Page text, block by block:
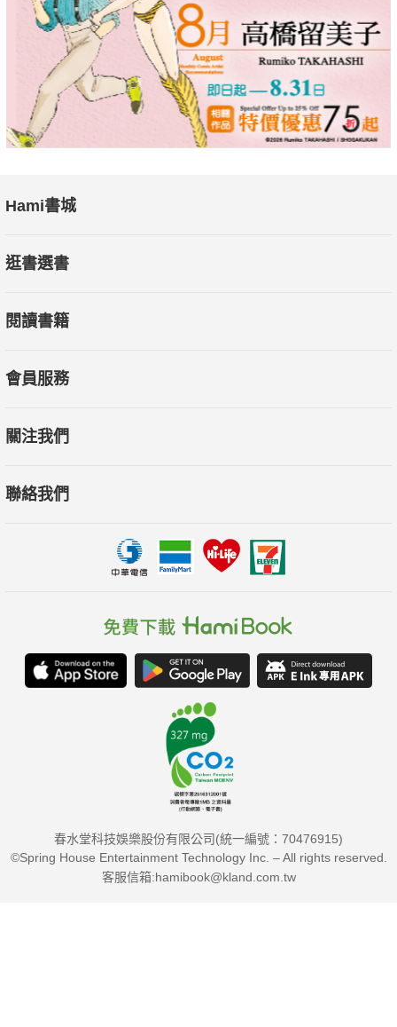
Hami書城
逛書選書
閱讀書籍
會員服務
關注我們
聯絡我們
春水堂科技娛樂股份有限公司(統一編號：70476915)
©Spring House Entertainment Technology Inc. – All rights reserved.
客服信箱:hamibook@kland.com.tw